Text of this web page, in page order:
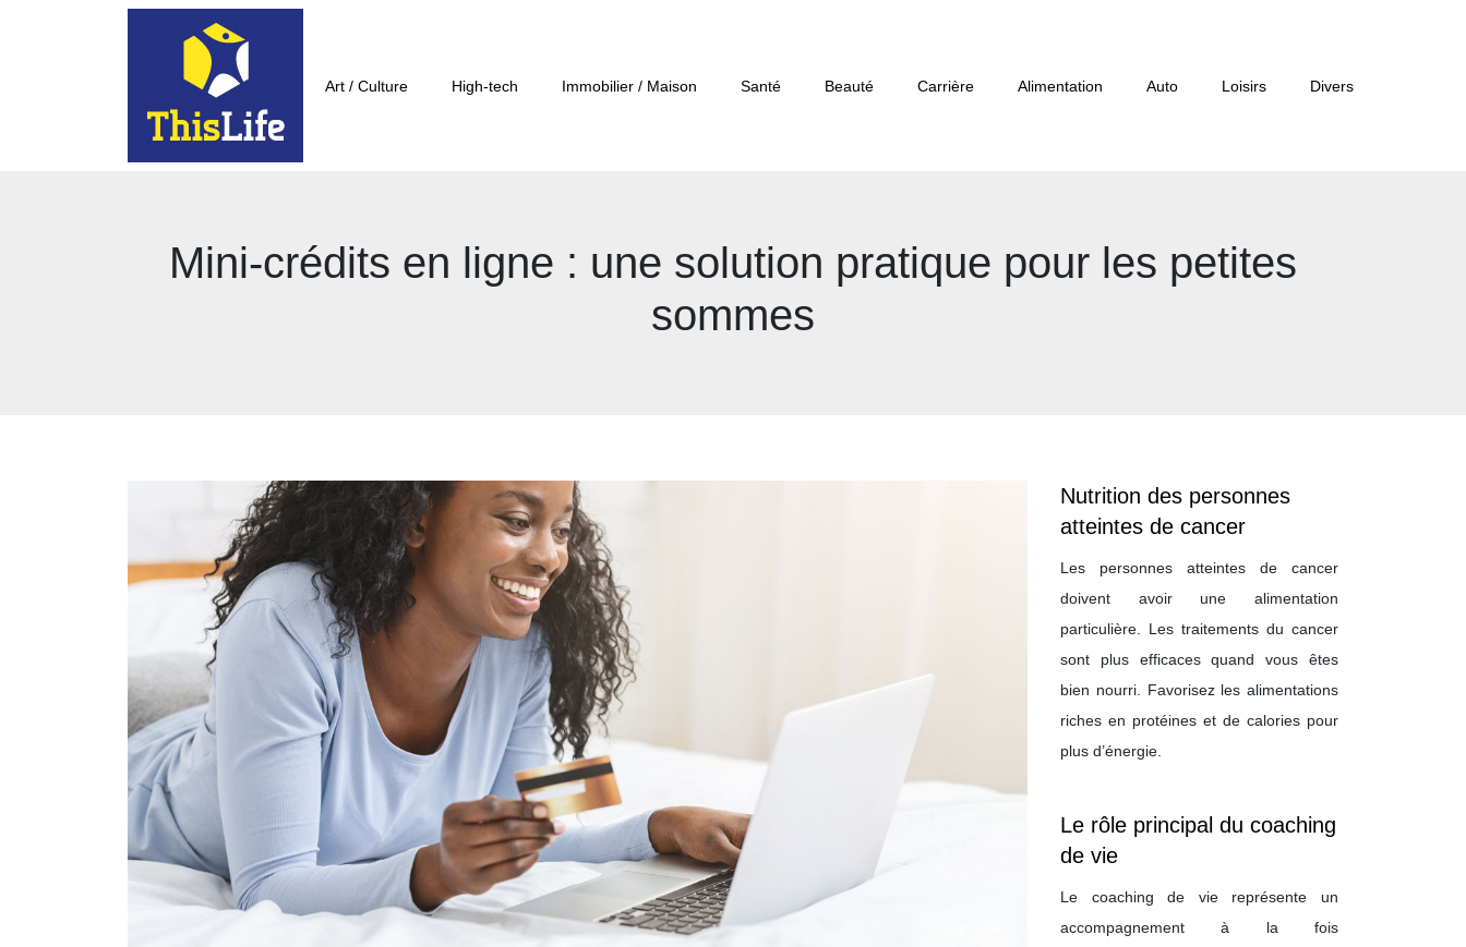
Art / Culture High-tech Immobilier / Maison Santé Beauté Carrière Alimentation Auto Loisirs Divers
Mini-crédits en ligne : une solution pratique pour les petites
sommes
Nutrition des personnes
atteintes de cancer
Les personnes atteintes de cancer
doivent avoir une alimentation
particulière. Les traitements du cancer
sont plus efficaces quand vous êtes
bien nourri. Favorisez les alimentations
riches en protéines et de calories pour
plus d’énergie.
Le rôle principal du coaching
de vie
Le coaching de vie représente un
accompagnement à la fois